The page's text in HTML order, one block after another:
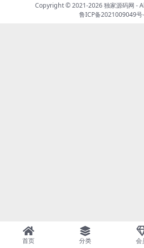
Copyright © 2021-2026独家源码网 -
鲁ICP备2021009049号
首页 分类 会